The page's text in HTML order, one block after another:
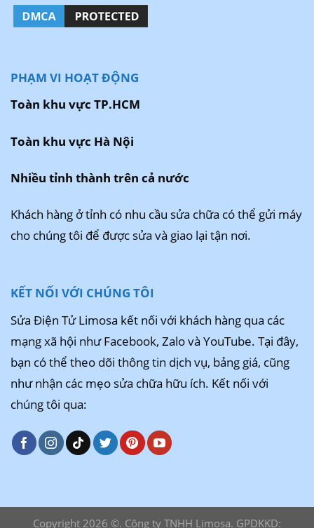
PHẠM VI HOẠT ĐỘNG
Toàn khu vực TP.HCM
Toàn khu vực Hà Nội
Nhiều tỉnh thành trên cả nước
Khách hàng ở tỉnh có nhu cầu sửa chữa có thể gửi máy
cho chúng tôi để được sửa và giao lại tận nơi.
KẾT NỐI VỚI CHÚNG TÔI
Sửa Điện Tử Limosa kết nối với khách hàng qua các
mạng xã hội như Facebook, Zalo và YouTube. Tại đây,
bạn có thể theo dõi thông tin dịch vụ, bảng giá, cũng
như nhận các mẹo sửa chữa hữu ích. Kết nối với
chúng tôi qua:
Copyright 2026 ©. Công ty TNHH Limosa. GPDKKD: